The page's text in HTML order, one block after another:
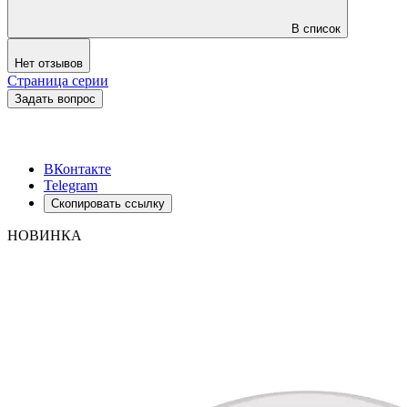
В список
Нет отзывов
Страница серии
Задать вопрос
ВКонтакте
Telegram
Скопировать ссылку
НОВИНКА